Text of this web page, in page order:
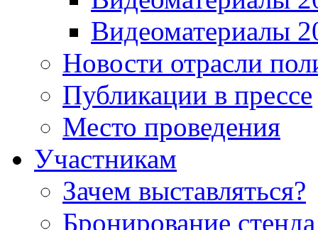
Видеоматериалы
Новости отрасли
Публикации в прессе
Место проведения
Участникам
Зачем выставляться?
Бронирование стенда